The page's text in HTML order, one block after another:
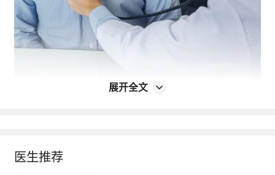
三十岁以下：你的精液质量还好吗
展开全文
医生推荐